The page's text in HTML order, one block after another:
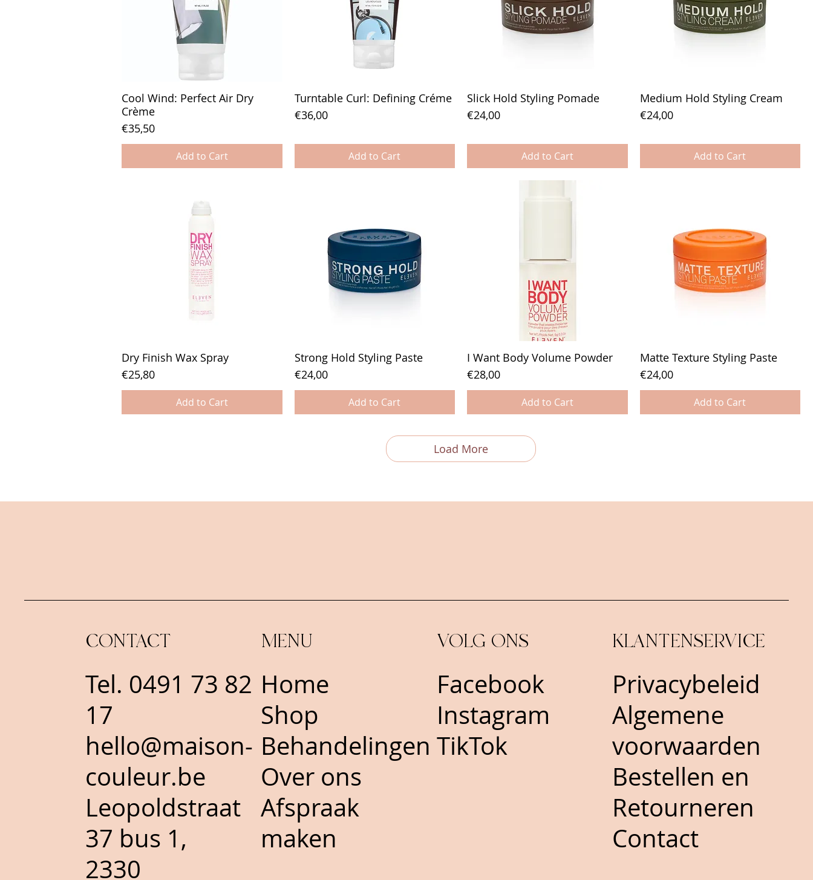
CONTACT
Tel. 0491 73 82
17
hello@maison-
couleur.be
Leopoldstraat
37 bus 1,
2330
MENU
Home
Shop
Behandelingen
Over ons
Afspraak
maken
VOLG ONS
Facebook
Instagram
TikTok
KLANTENSERVICE
Privacybeleid
Algemene
voorwaarden
Bestellen en
Retourneren
Contact
Cool Wind: Perfect Air Dry
Crème
Price
€35,50
Add to Cart
Turntable Curl: Defining Créme
Price
€36,00
Add to Cart
Slick Hold Styling Pomade
Price
€24,00
Add to Cart
Medium Hold Styling Cream
Price
€24,00
Add to Cart
Dry Finish Wax Spray
Price
€25,80
Add to Cart
Strong Hold Styling Paste
Price
€24,00
Add to Cart
I Want Body Volume Powder
Price
€28,00
Add to Cart
Matte Texture Styling Paste
Price
€24,00
Add to Cart
Load More